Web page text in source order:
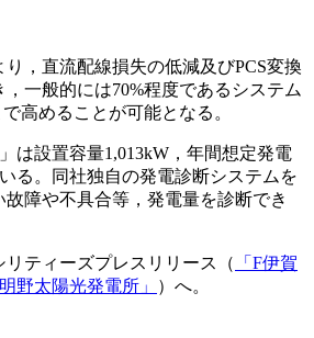
，直流配線損失の低減及びPCS変換
一般的には70%程度であるシステム
高めることが可能となる。
は設置容量1,013kW，年間想定発電
る。同社独自の発電診断システムを
障や不具合等，発電量を診断でき
ティーズプレスリリース（
「F伊賀
明野太陽光発電所」 ）へ。